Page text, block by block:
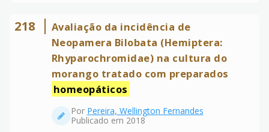
218
Avaliação da incidência de
Neopamera Bilobata (Hemiptera:
Rhyparochromidae) na cultura do
morango tratado com preparados
homeopáticos
Por Pereira, Wellington Fernandes
Publicado em 2018